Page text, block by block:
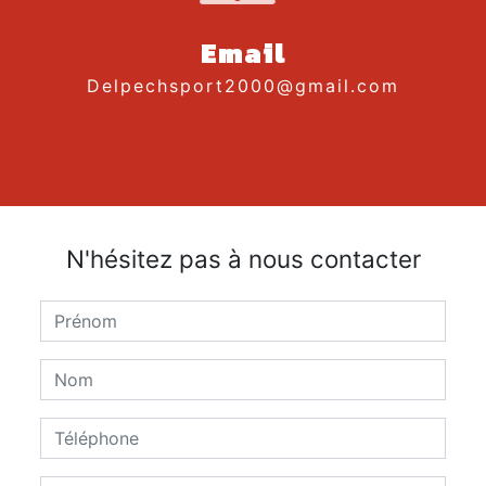
Email
delpechsport2000@gmail.com
N'hésitez pas à nous contacter